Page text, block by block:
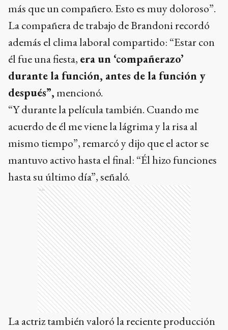
más que un compañero. Esto es muy doloroso”.
La compañera de trabajo de Brandoni recordó
además el clima laboral compartido: “Estar con
él fue una fiesta, era un ‘compañerazo’
durante la función, antes de la función y
después”,mencionó.
“Y durante la película también. Cuando me
acuerdo de él me viene la lágrima y la risa al
mismo tiempo”, remarcó y dijo que el actor se
mantuvo activo hasta el final: “Él hizo funciones
hasta su último día”, señaló.
Ads
La actriz también valoró la reciente producción